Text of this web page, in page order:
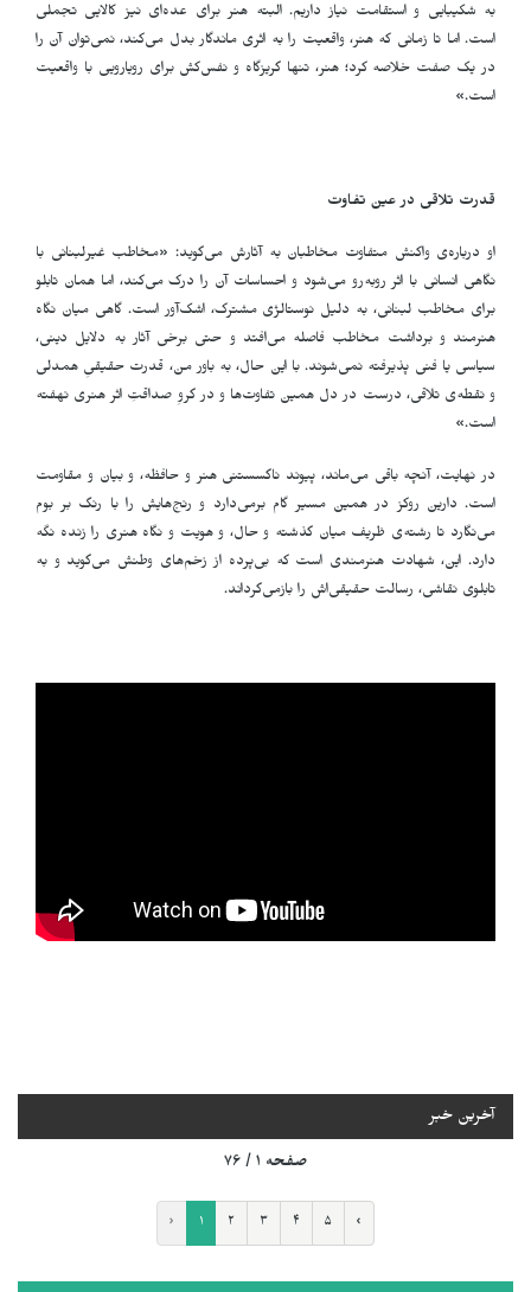
به شکیبایی و استقامت نیاز داریم. البته هنر برای عده‌ای نیز کالایی تجملی
است. اما تا زمانی که هنر، واقعیت را به اثری ماندگار بدل می‌کند، نمی‌توان آن را
در یک صفت خلاصه کرد؛ هنر، تنها گریزگاه و نفس‌کش برای رویارویی با واقعیت
است.»
قدرت تلاقی در عین تفاوت
او درباره‌ی واکنش متفاوت مخاطبان به آثارش می‌گوید: «مخاطب غیرلبنانی با
نگاهی انسانی با اثر روبه‌رو می‌شود و احساسات آن را درک می‌کند، اما همان تابلو
برای مخاطب لبنانی، به دلیل نوستالژی مشترک، اشک‌آور است. گاهی میان نگاه
هنرمند و برداشت مخاطب فاصله می‌افتد و حتی برخی آثار به دلایل دینی،
سیاسی یا فنی پذیرفته نمی‌شوند. با این حال، به باور من، قدرت حقیقیِ همدلی
و نقطه‌ی تلاقی، درست در دل همین تفاوت‌ها و در گروِ صداقتِ اثر هنری نهفته
است.»
در نهایت، آنچه باقی می‌ماند، پیوند ناگسستنی هنر و حافظه، و بیان و مقاومت
است. دارین روکز در همین مسیر گام برمی‌دارد و رنج‌هایش را با رنگ بر بوم
می‌نگارد تا رشته‌ی ظریف میان گذشته و حال، و هویت و نگاه هنری را زنده نگه
دارد. این، شهادت هنرمندی است که بی‌پرده از زخم‌های وطنش می‌گوید و به
تابلوی نقاشی، رسالت حقیقی‌اش را بازمی‌گرداند.
آخرین خبر
صفحه ۱ / ۷۶
‹ ۱ ۲ ۳ ۴ ۵ ›